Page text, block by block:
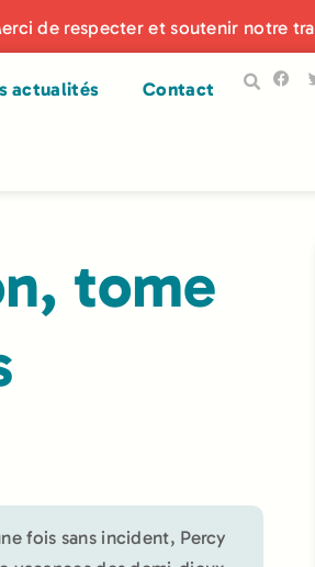
de respecter et soutenir notre
actualités Contact
tome
fois sans incident, Percy